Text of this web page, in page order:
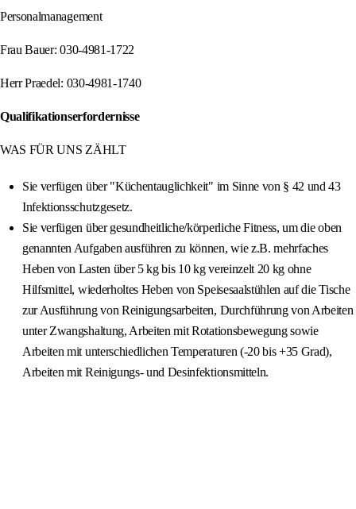
Personalmanagement
Frau Bauer: 030-4981-1722
Herr Praedel: 030-4981-1740
Qualifikationserfordernisse
WAS FÜR UNS ZÄHLT
Sie verfügen über "Küchentauglichkeit" im Sinne von § 42 und 43
Infektionsschutzgesetz.
Sie verfügen über gesundheitliche/körperliche Fitness, um die oben
genannten Aufgaben ausführen zu können, wie z.B. mehrfaches
Heben von Lasten über 5 kg bis 10 kg vereinzelt 20 kg ohne
Hilfsmittel, wiederholtes Heben von Speisesaalstühlen auf die Tische
zur Ausführung von Reinigungsarbeiten, Durchführung von Arbeiten
unter Zwangshaltung, Arbeiten mit Rotationsbewegung sowie
Arbeiten mit unterschiedlichen Temperaturen (-20 bis +35 Grad),
Arbeiten mit Reinigungs- und Desinfektionsmitteln.